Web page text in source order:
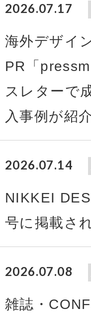
2026.07.17
海外デザイ
PR「
スレターで
入事例が紹
2026.07.14
NIKKEI
号に掲載さ
2026.07.08
雑誌・